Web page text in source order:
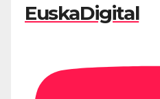
EuskaDigital